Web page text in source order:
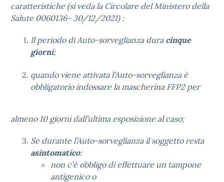
caratteristiche (si veda la Circolare del Ministero della
Salute 0060136- 30/12/2021) :
Il periodo di Auto-sorveglianza dura cinque
giorni;
quando viene attivata l’Auto-sorveglianza è
obbligatorio indossare la mascherina FFP2 per
almeno 10 giorni dall’ultima esposizione al caso;
Se durante l’Auto-sorveglianza il soggetto resta
asintomatico:
non c’è obbligo di effettuare un tampone
antigenico o